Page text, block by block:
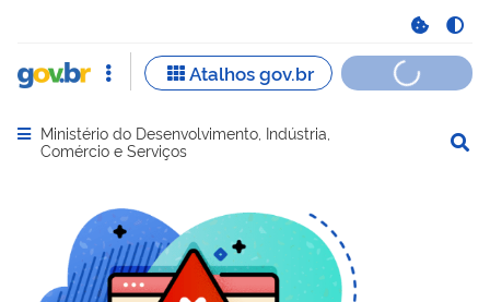
Abrir menu principal de navegação
Ministério do Desenvolvimento, Indústria,
Comércio e Serviços